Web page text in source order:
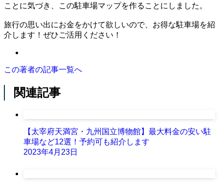
ことに気づき、この駐車場マップを作ることにしました。
旅行の思い出にお金をかけて欲しいので、お得な駐車場を紹
介します！ぜひご活用ください！
この著者の記事一覧へ
関連記事
【太宰府天満宮・九州国立博物館】最大料金の安い駐
車場など12選！予約可も紹介します
2023年4月23日